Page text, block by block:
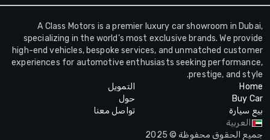
A Class Motors is a premier luxury car showroom in Dubai,
specializing in the world’s most exclusive brands. We provide
high-end vehicles, bespoke services, and unmatched customer
experiences for automotive enthusiasts seeking performance,
prestige, and style.
Home
Buy Car
بيع سيارة
التمويل
حول
تواصل معنا
العربية
جميع الحقوق محفوظة © 2025